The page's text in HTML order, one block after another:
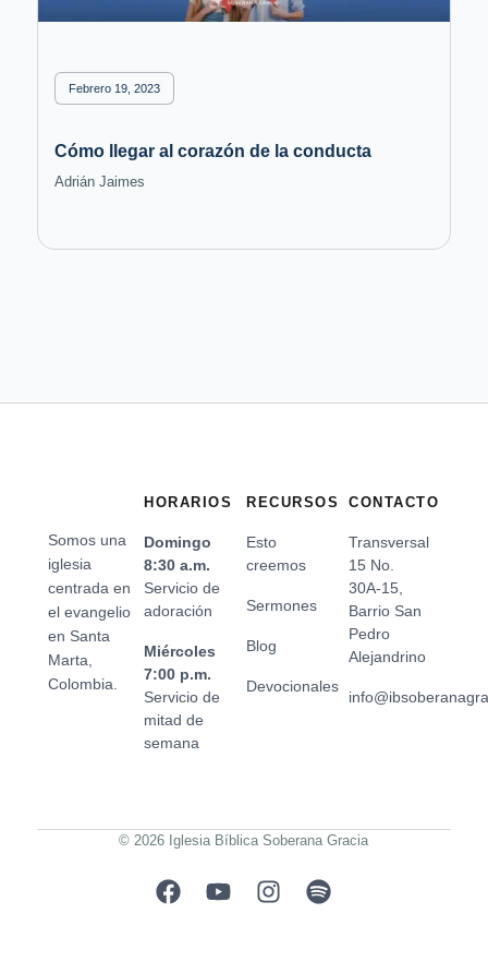
Febrero 19, 2023
Cómo llegar al corazón de la conducta
Adrián Jaimes
Somos una
iglesia
centrada en
el evangelio
en Santa
Marta,
Colombia.
HORARIOS
Domingo
8:30 a.m.
Servicio de
adoración
Miércoles
7:00 p.m.
Servicio de
mitad de
semana
RECURSOS
Esto
creemos
Sermones
Blog
Devocionales
CONTACTO
Transversal
15 No.
30A-15,
Barrio San
Pedro
Alejandrino
© 2026 Iglesia Bíblica Soberana Gracia